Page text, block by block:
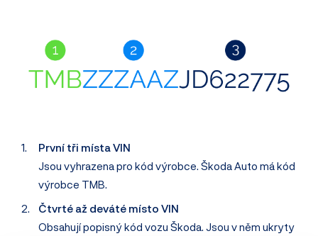
První tři místa VIN
Jsou vyhrazena pro kód výrobce. Škoda Auto má kód
výrobce TMB.
Čtvrté až deváté místo VIN
Obsahují popisný kód vozu Škoda. Jsou v něm ukryty